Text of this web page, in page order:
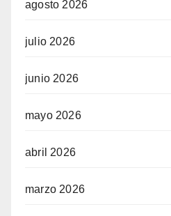
agosto 2026
julio 2026
junio 2026
mayo 2026
abril 2026
marzo 2026